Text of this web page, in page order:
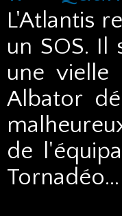
L'Atlantis
un SOS. Il
une vielle
Albator
de
Tornadéo...